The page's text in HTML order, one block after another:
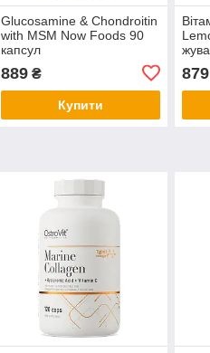
Glucosamine & Chondroitin
with MSM Now Foods 90
капсул
889₴
Купити
879